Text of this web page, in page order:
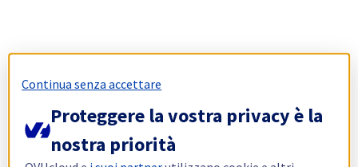
Continua senza accettare
Proteggere la vostra privacy è la
nostra priorità